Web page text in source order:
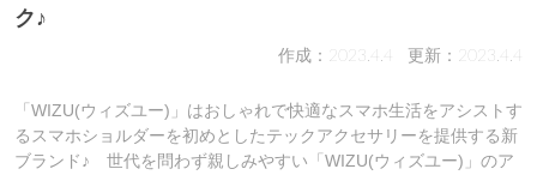
ク♪
作成：2023.4.4 更新：2023.4.4
「WIZU(ウィズユー)」はおしゃれで快適なスマホ生活をアシストす
るスマホショルダーを初めとしたテックアクセサリーを提供する新
ブランド♪ 世代を問わず親しみやすい「WIZU(ウィズユー)」のア